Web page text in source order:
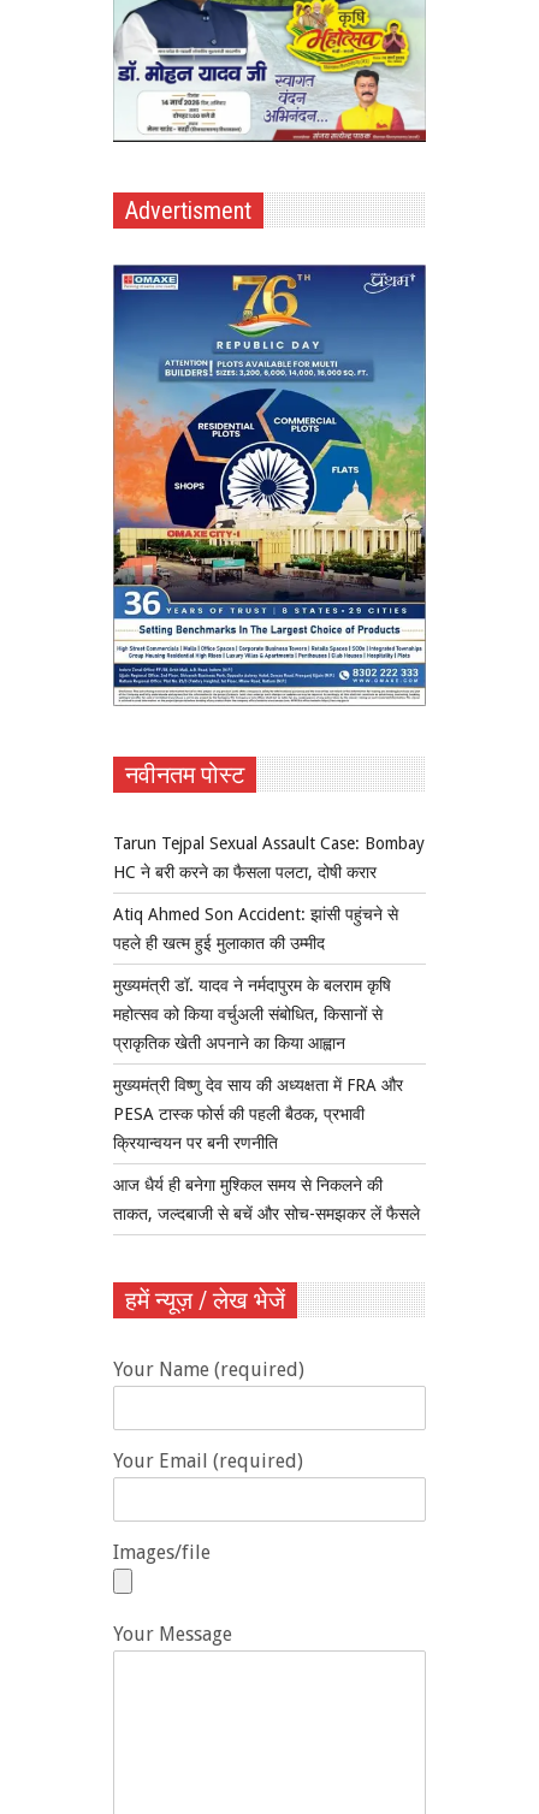
Advertisment
नवीनतम पोस्ट
Tarun Tejpal Sexual Assault Case: Bombay
HC ने बरी करने का फैसला पलटा, दोषी करार
Atiq Ahmed Son Accident: झांसी पहुंचने से
पहले ही खत्म हुई मुलाकात की उम्मीद
मुख्यमंत्री डॉ. यादव ने नर्मदापुरम के बलराम कृषि
महोत्सव को किया वर्चुअली संबोधित, किसानों से
प्राकृतिक खेती अपनाने का किया आह्वान
मुख्यमंत्री विष्णु देव साय की अध्यक्षता में FRA और
PESA टास्क फोर्स की पहली बैठक, प्रभावी
क्रियान्वयन पर बनी रणनीति
आज धैर्य ही बनेगा मुश्किल समय से निकलने की
ताकत, जल्दबाजी से बचें और सोच-समझकर लें फैसले
हमें न्यूज़ / लेख भेजें
Your Name (required)
Your Email (required)
Images/file
Your Message